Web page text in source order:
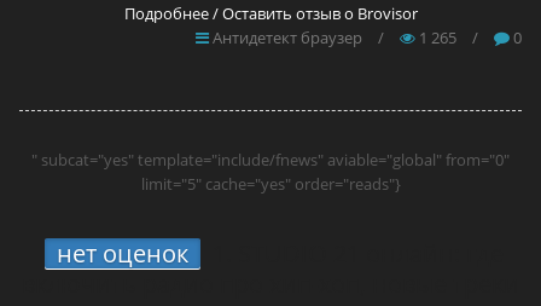
Подробнее / Оставить отзыв о Brovisor
Антидетект браузер
/ 1 265 / 0
" subcat="yes" template="include/fnews" aviable="global" from="0"
limit="5" cache="yes" order="reads"}
нет оценок